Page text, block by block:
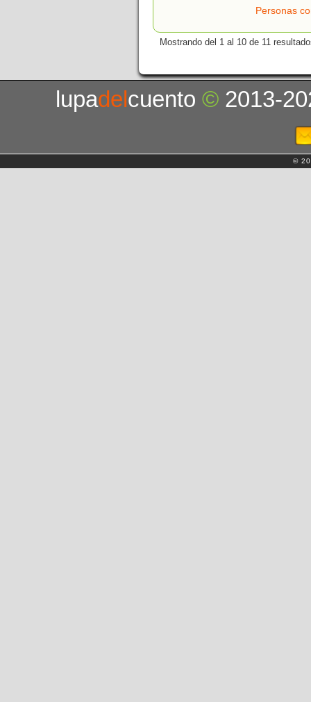
Personas
Mostrando del 1 al 10 de 11
lupadelcuento© 2013-
©